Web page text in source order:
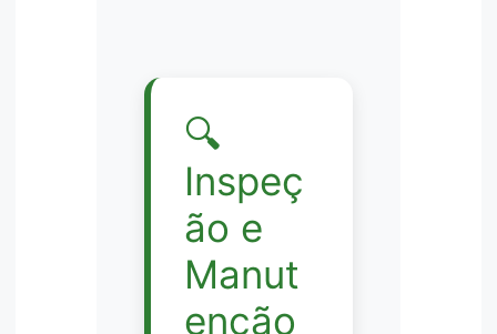
🔍
Inspeç
ão e
Manut
enção